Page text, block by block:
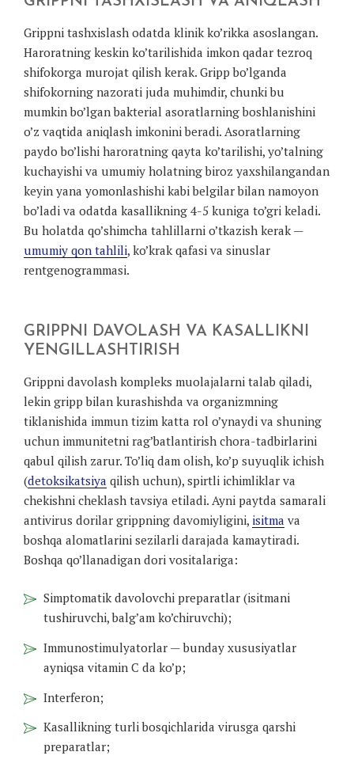
Grippni tashxislash odatda klinik ko’rikka asoslangan.
Haroratning keskin ko’tarilishida imkon qadar tezroq
shifokorga murojat qilish kerak. Gripp bo’lganda
shifokorning nazorati juda muhimdir, chunki bu
mumkin bo’lgan bakterial asoratlarning boshlanishini
o’z vaqtida aniqlash imkonini beradi. Asoratlarning
paydo bo’lishi haroratning qayta ko’tarilishi, yo’talning
kuchayishi va umumiy holatning biroz yaxshilangandan
keyin yana yomonlashishi kabi belgilar bilan namoyon
bo’ladi va odatda kasallikning 4-5 kuniga to’gri keladi.
Bu holatda qo’shimcha tahlillarni o’tkazish kerak —
umumiy qon tahlili, ko’krak qafasi va sinuslar
rentgenogrammasi.
GRIPPNI DAVOLASH VA KASALLIKNI
YENGILLASHTIRISH
Grippni davolash kompleks muolajalarni talab qiladi,
lekin gripp bilan kurashishda va organizmning
tiklanishida immun tizim katta rol o’ynaydi va shuning
uchun immunitetni rag’batlantirish chora-tadbirlarini
qabul qilish zarur. To’liq dam olish, ko’p suyuqlik ichish
(detoksikatsiya qilish uchun), spirtli ichimliklar va
chekishni cheklash tavsiya etiladi. Ayni paytda samarali
antivirus dorilar grippning davomiyligini, isitma va
boshqa alomatlarini sezilarli darajada kamaytiradi.
Boshqa qo’llanadigan dori vositalariga:
Simptomatik davolovchi preparatlar (isitmani
tushiruvchi, balg’am ko’chiruvchi);
Immunostimulyatorlar — bunday xususiyatlar
ayniqsa vitamin C da ko’p;
Interferon;
Kasallikning turli bosqichlarida virusga qarshi
preparatlar;